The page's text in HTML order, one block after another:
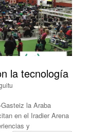
la tecnología
la Araba
en el Iradier Arena
y